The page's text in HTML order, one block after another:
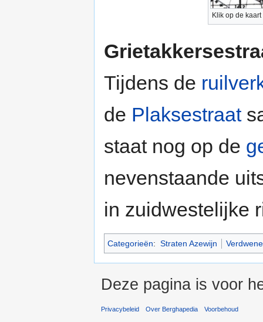
Klik op de
Tijdens de
de Plaksestraat
staat nog op de
nevenstaande
in zuidwestelijke
Categorieën: Straten Azewijn
Deze pagina is voor
Privacybeleid Over Berghapedia Voorbehoud